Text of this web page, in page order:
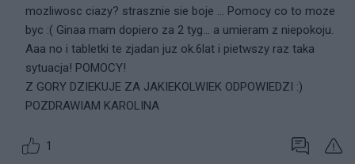
mozliwosc ciazy? strasznie sie boje ... Pomocy co to moze
byc :( Ginaa mam dopiero za 2 tyg... a umieram z niepokoju.
Aaa no i tabletki te zjadan juz ok.6lat i pietwszy raz taka
sytuacja! POMOCY!
Z GORY DZIEKUJE ZA JAKIEKOLWIEK ODPOWIEDZI :)
POZDRAWIAM KAROLINA
1